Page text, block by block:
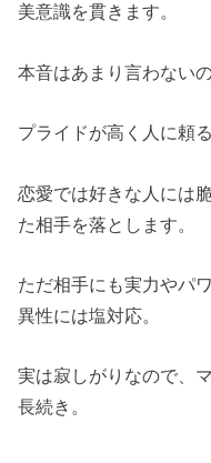
美意識を貫きます。
本音はあまり言わない
プライドが高く人に頼
恋愛では好きな人には
た相手を落とします。
ただ相手にも実力やパ
異性には塩対応。
実は寂しがりなので、
長続き。